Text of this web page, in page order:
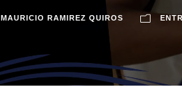
MAURICIO RAMIREZ QUIROS